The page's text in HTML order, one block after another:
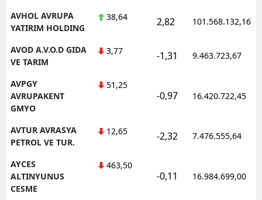
AVHOL AVRUPA
YATIRIM HOLDING
38,64 2,82 101.568.132,16
AVOD A.V.O.D GIDA
VE TARIM
3,77 -1,31 9.463.723,67
AVPGY
AVRUPAKENT
GMYO
51,25
-0,97 16.420.722,45
AVTUR AVRASYA
PETROL VE TUR.
12,65 -2,32 7.476.555,64
AYCES
ALTINYUNUS
CESME
463,50
-0,11 16.984.699,00